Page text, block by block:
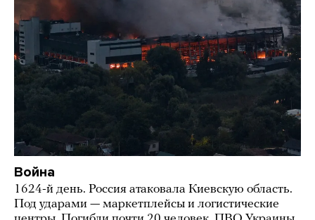
Война
1624-й день. Россия атаковала Киевскую область.
Под ударами — маркетплейсы и логистические